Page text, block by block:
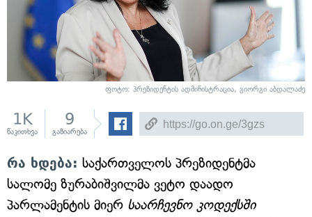
ფოტო: პრეზიდენტის ადმინისტრაცია, გიორგი აბდალაძე
1K
წაკითხვა
9
გაზიარება
რა ხდება: საქართველოს პრეზიდენტმა
სალომე ზურაბიშვილმა ვეტო დაადო
პარლამენტის მიერ საარჩევნო კოდექსში